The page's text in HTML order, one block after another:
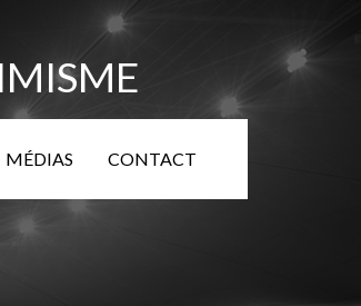
MÉDIAS CONTACT